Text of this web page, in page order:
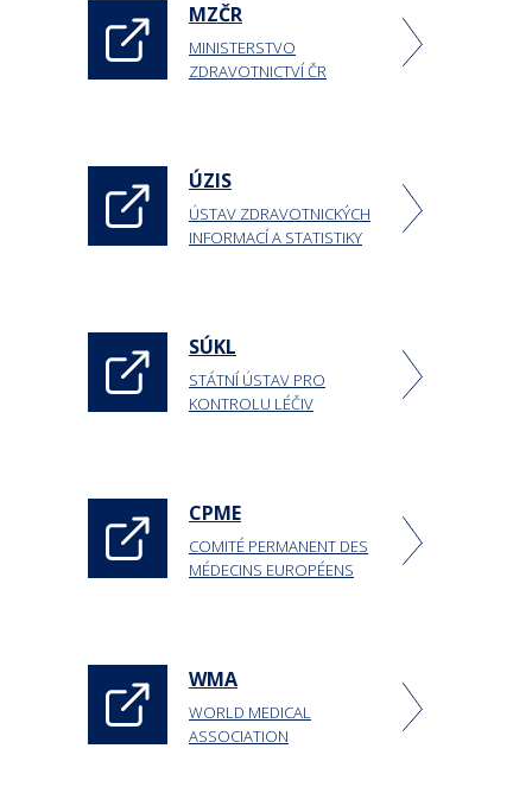
MZČR
MINISTERSTVO
ZDRAVOTNICTVÍ ČR
ÚZIS
ÚSTAV ZDRAVOTNICKÝCH
INFORMACÍ A STATISTIKY
SÚKL
STÁTNÍ ÚSTAV PRO
KONTROLU LÉČIV
CPME
COMITÉ PERMANENT DES
MÉDECINS EUROPÉENS
WMA
WORLD MEDICAL
ASSOCIATION